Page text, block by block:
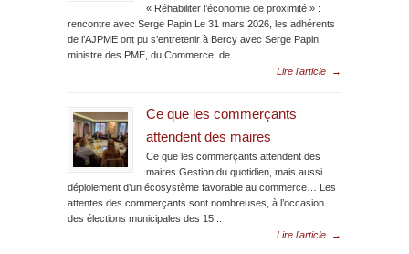
« Réhabiliter l’économie de proximité » :
rencontre avec Serge Papin Le 31 mars 2026, les adhérents
de l’AJPME ont pu s’entretenir à Bercy avec Serge Papin,
ministre des PME, du Commerce, de...
Lire l'article
→
Ce que les commerçants
attendent des maires
Ce que les commerçants attendent des
maires Gestion du quotidien, mais aussi
déploiement d’un écosystème favorable au commerce… Les
attentes des commerçants sont nombreuses, à l’occasion
des élections municipales des 15...
Lire l'article
→